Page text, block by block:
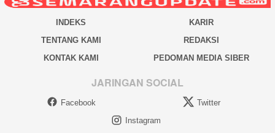
INDEKS
KARIR
TENTANG KAMI
REDAKSI
KONTAK KAMI
PEDOMAN MEDIA SIBER
JARINGAN SOCIAL
Facebook
Twitter
Instagram